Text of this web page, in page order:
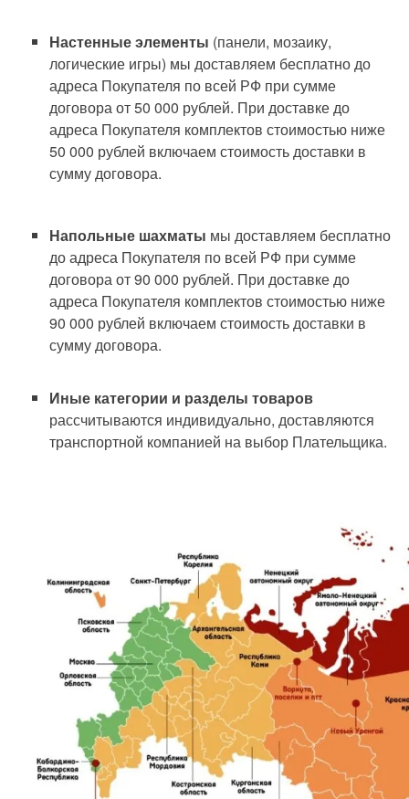
Настенные элементы (панели, мозаику,
логические игры) мы доставляем бесплатно до
адреса Покупателя по всей РФ при сумме
договора от 50 000 рублей. При доставке до
адреса Покупателя комплектов стоимостью ниже
50 000 рублей включаем стоимость доставки в
сумму договора.
Напольные шахматы мы доставляем бесплатно
до адреса Покупателя по всей РФ при сумме
договора от 90 000 рублей. При доставке до
адреса Покупателя комплектов стоимостью ниже
90 000 рублей включаем стоимость доставки в
сумму договора.
Иные категории и разделы товаров
рассчитываются индивидуально, доставляются
транспортной компанией на выбор Плательщика.